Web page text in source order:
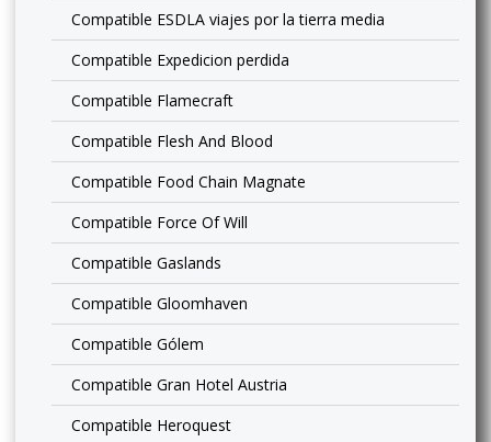
Compatible ESDLA viajes por la tierra media
Compatible Expedicion perdida
Compatible Flamecraft
Compatible Flesh And Blood
Compatible Food Chain Magnate
Compatible Force Of Will
Compatible Gaslands
Compatible Gloomhaven
Compatible Gólem
Compatible Gran Hotel Austria
Compatible Heroquest